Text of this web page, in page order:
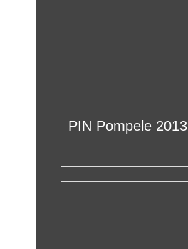
PIN Pompele 2013